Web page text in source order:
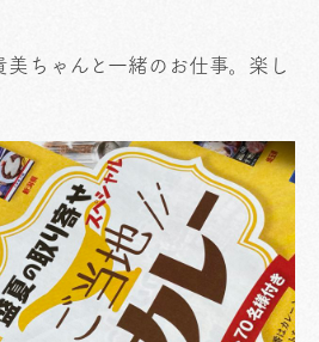
ちゃんと一緒のお仕事。楽し